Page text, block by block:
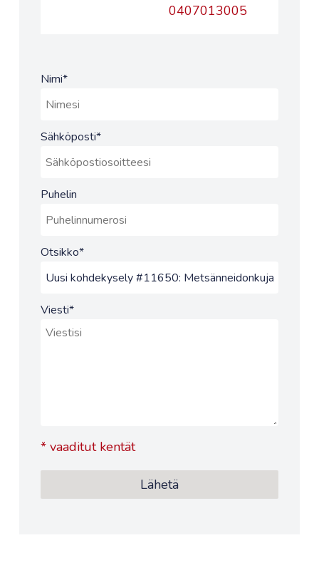
0407013005
Nimi*
Sähköposti*
Puhelin
Otsikko*
Viesti*
*vaaditut kentät